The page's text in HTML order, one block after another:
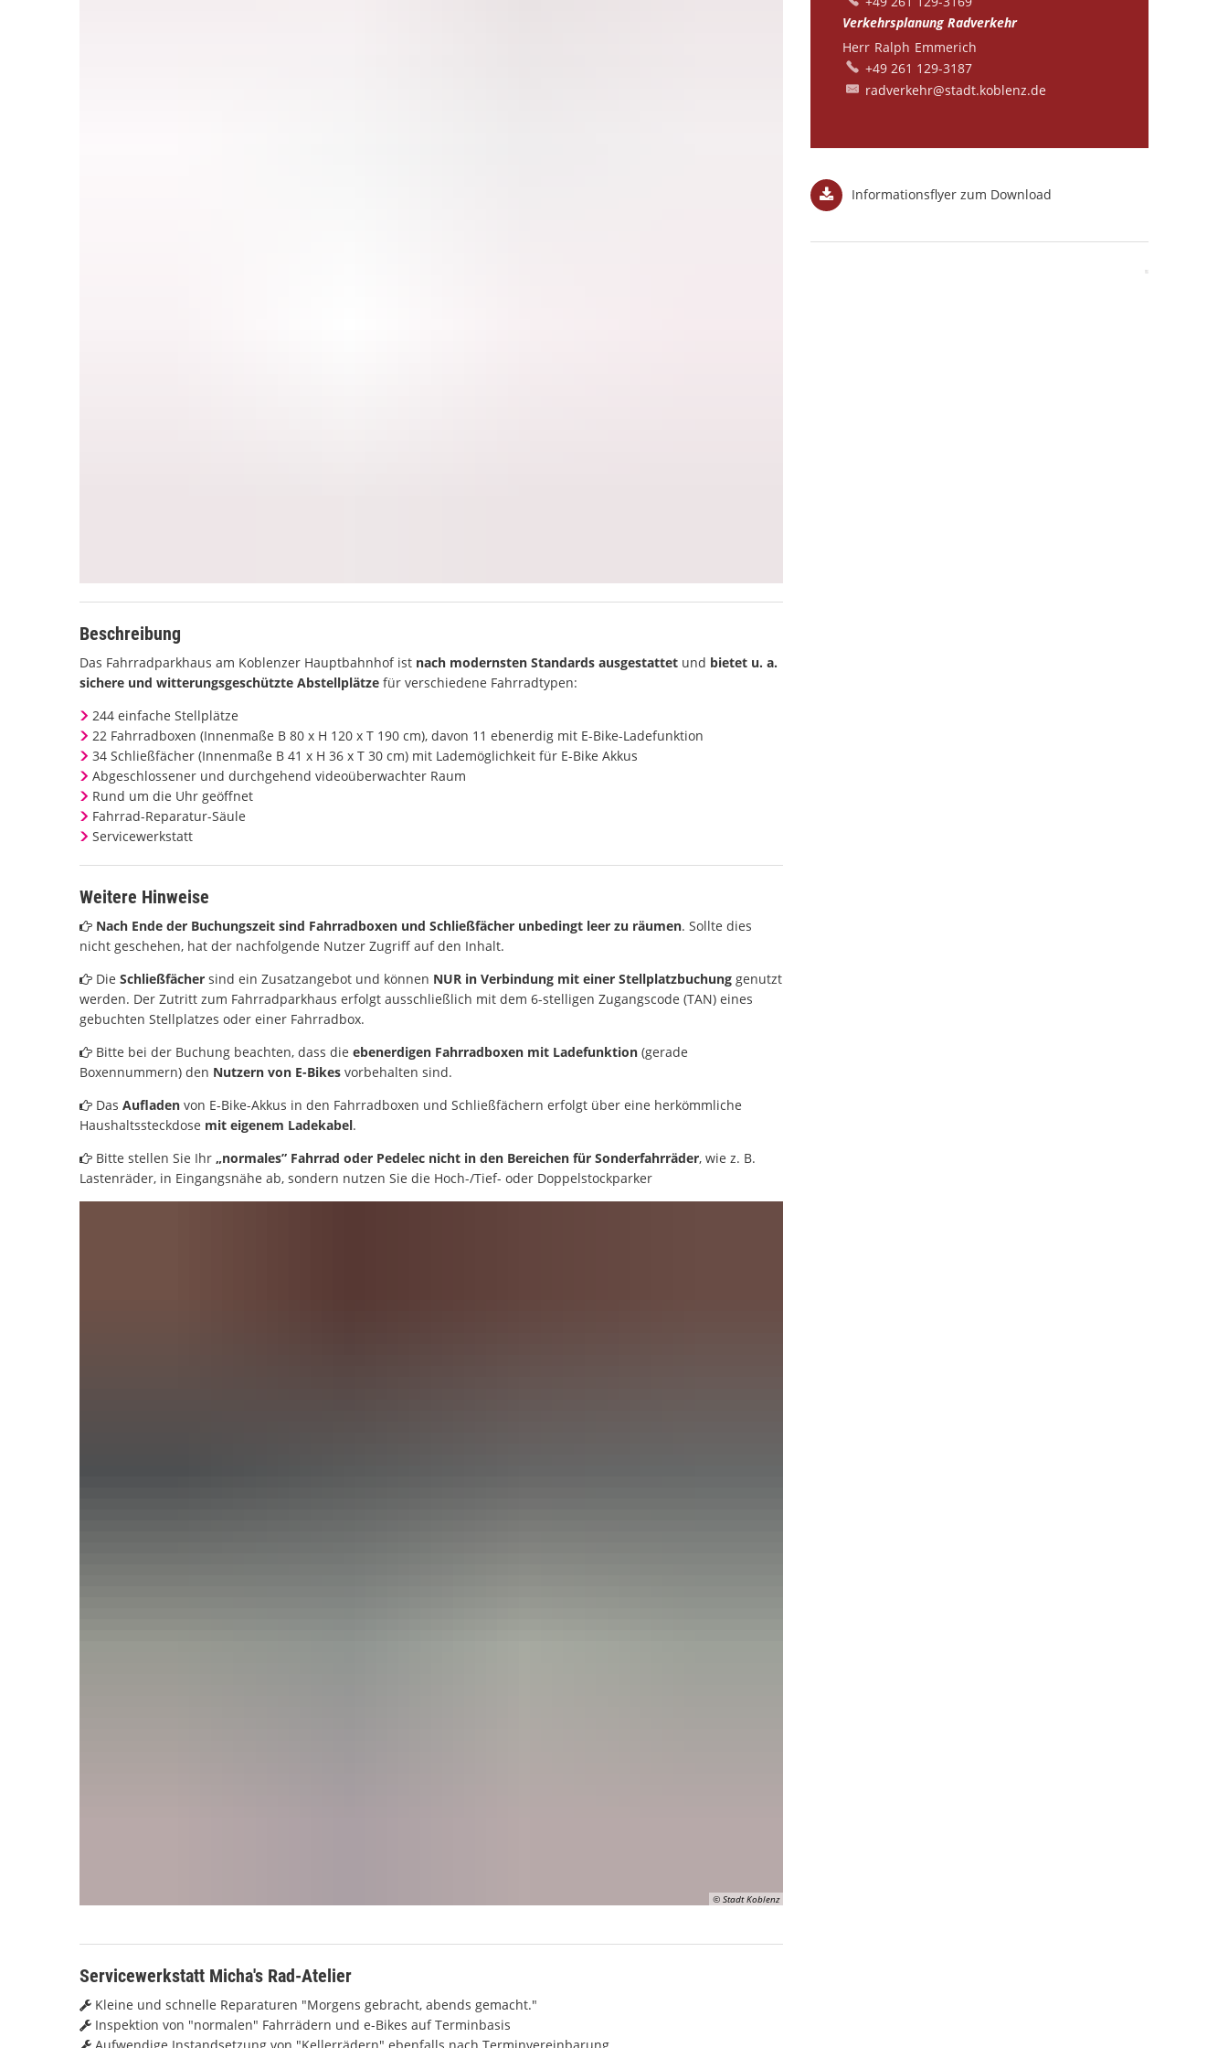
Beschreibung
Das Fahrradparkhaus am Koblenzer Hauptbahnhof ist nach modernsten Standards ausgestattet und bietet u. a.
sichere und witterungsgeschützte Abstellplätze für verschiedene Fahrradtypen:
244 einfache Stellplätze
22 Fahrradboxen (Innenmaße B 80 x H 120 x T 190 cm), davon 11 ebenerdig mit E-Bike-Ladefunktion
34 Schließfächer (Innenmaße B 41 x H 36 x T 30 cm) mit Lademöglichkeit für E-Bike Akkus
Abgeschlossener und durchgehend videoüberwachter Raum
Rund um die Uhr geöffnet
Fahrrad-Reparatur-Säule
Servicewerkstatt
Weitere Hinweise
Nach Ende der Buchungszeit sind Fahrradboxen und Schließfächer unbedingt leer zu räumen. Sollte dies
nicht geschehen, hat der nachfolgende Nutzer Zugriff auf den Inhalt.
Die Schließfächer sind ein Zusatzangebot und können NUR in Verbindung mit einer Stellplatzbuchung genutzt
werden. Der Zutritt zum Fahrradparkhaus erfolgt ausschließlich mit dem 6-stelligen Zugangscode (TAN) eines
gebuchten Stellplatzes oder einer Fahrradbox.
Bitte bei der Buchung beachten, dass die ebenerdigen Fahrradboxen mit Ladefunktion (gerade
Boxennummern) den Nutzern von E-Bikes vorbehalten sind.
Das Aufladen von E-Bike-Akkus in den Fahrradboxen und Schließfächern erfolgt über eine herkömmliche
Haushaltssteckdose mit eigenem Ladekabel.
Bitte stellen Sie Ihr „normales” Fahrrad oder Pedelec nicht in den Bereichen für Sonderfahrräder, wie z. B.
Lastenräder, in Eingangsnähe ab, sondern nutzen Sie die Hoch-/Tief- oder Doppelstockparker
© Stadt Koblenz
Servicewerkstatt Micha's Rad-Atelier
Kleine und schnelle Reparaturen "Morgens gebracht, abends gemacht."
Inspektion von "normalen" Fahrrädern und e-Bikes auf Terminbasis
Verkehrsplanung Radverkehr
Herr Ralph Emmerich
+49 261 129-3187
radverkehr@stadt.koblenz.de
Informationsflyer zum Download